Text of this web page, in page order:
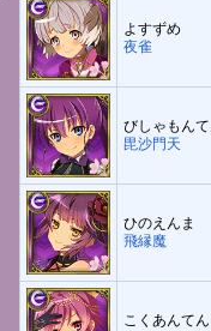
よすずめ
夜雀
びしゃもん
毘沙門天
ひのえんま
飛縁魔
こくあんてん